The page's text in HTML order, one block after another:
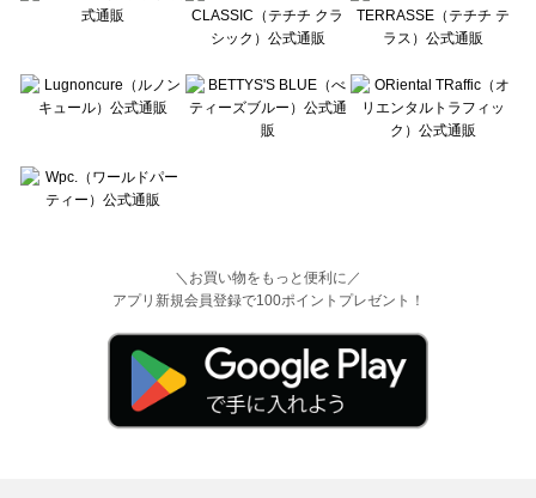
＼お買い物をもっと便利に／
アプリ新規会員登録で100ポイントプレゼント！